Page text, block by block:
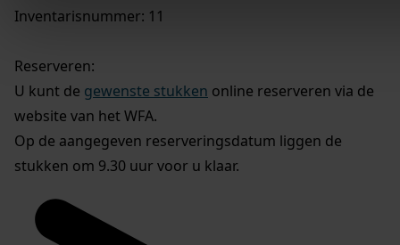
Inventarisnummer: 11
Reserveren:
U kunt de gewenste stukken online reserveren via de
website van het WFA.
Op de aangegeven reserveringsdatum liggen de
stukken om 9.30 uur voor u klaar.